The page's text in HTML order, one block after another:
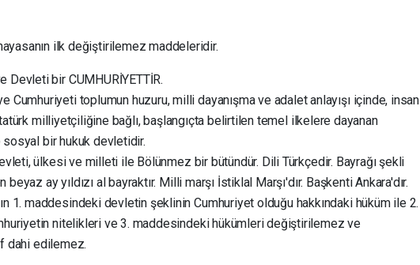
ilk değiştirilemez maddeleridir.
Devleti bir CUMHURİYETTİR.
Cumhuriyeti toplumun huzuru, milli dayanışma ve adalet anlayışı içinde, insan
milliyetçiliğine bağlı, başlangıçta belirtilen temel ilkelere dayanan
bir hukuk devletidir.
ülkesi ve milleti ile Bölünmez bir bütündür. Dili Türkçedir. Bayrağı şekli
ay yıldızı al bayraktır. Milli marşı İstiklal Marşı'dır. Başkenti Ankara'dır.
1. maddesindeki devletin şeklinin Cumhuriyet olduğu hakkındaki hüküm ile 2.
nitelikleri ve 3. maddesindeki hükümleri değiştirilemez ve
dahi edilemez.